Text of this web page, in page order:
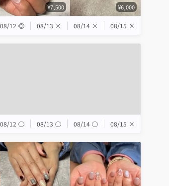
¥7,500 ¥6,000
08/12 ◎ 08/13 × 08/14 × 08/15 ×
08/12 ◯ 08/13 ◯ 08/14 ◯ 08/15 ×